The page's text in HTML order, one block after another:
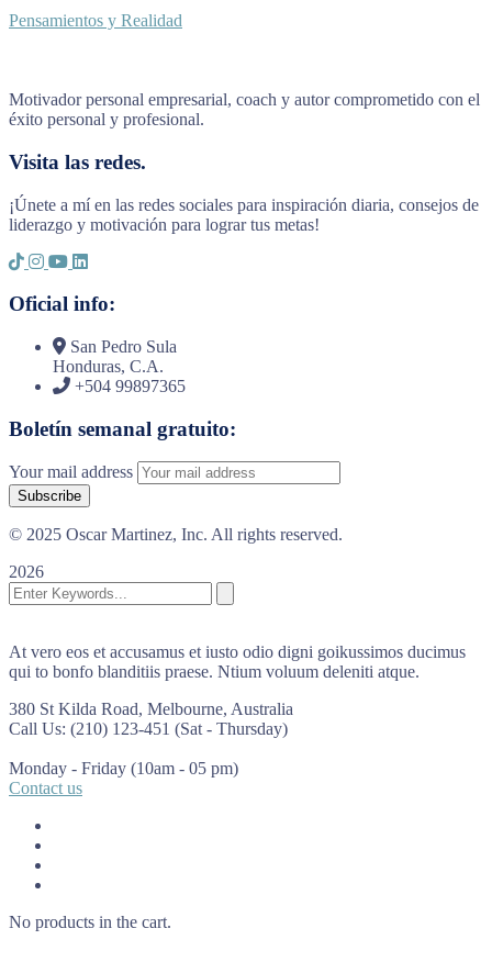
Pensamientos y Realidad
Motivador personal empresarial, coach y autor comprometido con el
éxito personal y profesional.
Visita las redes.
¡Únete a mí en las redes sociales para inspiración diaria, consejos de
liderazgo y motivación para lograr tus metas!
Oficial info:
San Pedro Sula
Honduras, C.A.
+504 99897365
Boletín semanal gratuito:
Your mail address
© 2025 Oscar Martinez, Inc. All rights reserved.
2026
At vero eos et accusamus et iusto odio digni goikussimos ducimus
qui to bonfo blanditiis praese. Ntium voluum deleniti atque.
380 St Kilda Road, Melbourne, Australia
Call Us: (210) 123-451 (Sat - Thursday)
Monday - Friday (10am - 05 pm)
Contact us
No products in the cart.